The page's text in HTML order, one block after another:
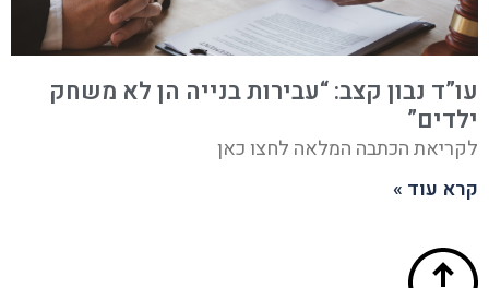
עו”ד נבון קצב: “עבירות בנייה הן לא משחק
ילדים”
לקריאת הכתבה המלאה לחצו כאן
קרא עוד »